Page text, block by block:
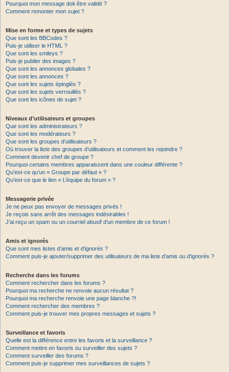
Pourquoi mon message doit être validé ?
Comment remonter mon sujet ?
Mise en forme et types de sujets
Que sont les BBCodes ?
Puis-je utiliser le HTML ?
Que sont les smileys ?
Puis-je publier des images ?
Que sont les annonces globales ?
Que sont les annonces ?
Que sont les sujets épinglés ?
Que sont les sujets verrouillés ?
Que sont les icônes de sujet ?
Niveaux d’utilisateurs et groupes
Que sont les administrateurs ?
Que sont les modérateurs ?
Que sont les groupes d’utilisateurs ?
Où trouver la liste des groupes d’utilisateurs et comment les rejoindre ?
Comment devenir chef de groupe ?
Pourquoi certains membres apparaissent dans une couleur différente ?
Qu’est-ce qu’un « Groupe par défaut » ?
Qu’est-ce que le lien « L’équipe du forum » ?
Messagerie privée
Je ne peux pas envoyer de messages privés !
Je reçois sans arrêt des messages indésirables !
J’ai reçu un spam ou un courriel abusif d’un membre de ce forum !
Amis et ignorés
Que sont mes listes d’amis et d’ignorés ?
Comment puis-je ajouter/supprimer des utilisateurs de ma liste d’amis ou d’ignorés ?
Recherche dans les forums
Comment rechercher dans les forums ?
Pourquoi ma recherche ne renvoie aucun résultat ?
Pourquoi ma recherche renvoie une page blanche ?!
Comment rechercher des membres ?
Comment puis-je trouver mes propres messages et sujets ?
Surveillance et favoris
Quelle est la différence entre les favoris et la surveillance ?
Comment mettre en favoris ou surveiller des sujets ?
Comment surveiller des forums ?
Comment puis-je supprimer mes surveillances de sujets ?